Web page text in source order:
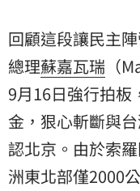
回顧這段讓民主
總理蘇嘉瓦瑞 （
9月16日強行拍板
金，狠心斬斷與
認北京。由於索
洲東北部僅2000